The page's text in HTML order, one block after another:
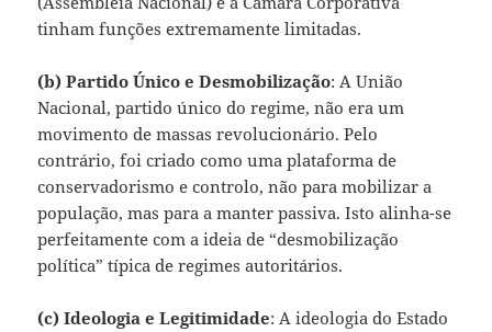
tinham funções extremamente limitadas.
(b) Partido Único e Desmobilização: A União
Nacional, partido único do regime, não era um
movimento de massas revolucionário. Pelo
contrário, foi criado como uma plataforma de
conservadorismo e controlo, não para mobilizar a
população, mas para a manter passiva. Isto alinha-se
perfeitamente com a ideia de “desmobilização
política” típica de regimes autoritários.
(c) Ideologia e Legitimidade: A ideologia do Estado